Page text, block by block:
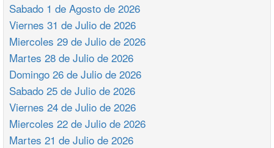
Sabado 1 de Agosto de 2026
Viernes 31 de Julio de 2026
Miercoles 29 de Julio de 2026
Martes 28 de Julio de 2026
Domingo 26 de Julio de 2026
Sabado 25 de Julio de 2026
Viernes 24 de Julio de 2026
Miercoles 22 de Julio de 2026
Martes 21 de Julio de 2026